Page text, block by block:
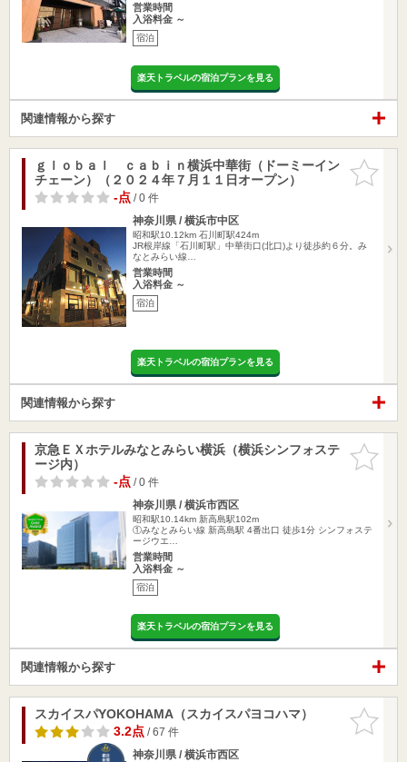
営業時間
入浴料金 ～
宿泊
楽天トラベルの宿泊プランを見る
関連情報から探す
お気に入
りに追加
ｇｌｏｂａｌ ｃａｂｉｎ横浜中華街（ドーミーイン
チェーン）（２０２４年７月１１日オープン）
-点/ 0 件
神奈川県 / 横浜市中区
昭和駅10.12km 石川町駅424m
JR根岸線「石川町駅」中華街口(北口)より徒歩約６分。み
なとみらい線…
営業時間
入浴料金 ～
宿泊
楽天トラベルの宿泊プランを見る
関連情報から探す
お気に入
りに追加
京急ＥＸホテルみなとみらい横浜（横浜シンフォステ
ージ内）
-点/ 0 件
神奈川県 / 横浜市西区
昭和駅10.14km 新高島駅102m
①みなとみらい線 新高島駅 4番出口 徒歩1分 シンフォステ
ージウエ…
営業時間
入浴料金 ～
宿泊
楽天トラベルの宿泊プランを見る
関連情報から探す
お気に入
りに追加
スカイスパYOKOHAMA（スカイスパヨコハマ）
3.2点/ 67 件
神奈川県 / 横浜市西区